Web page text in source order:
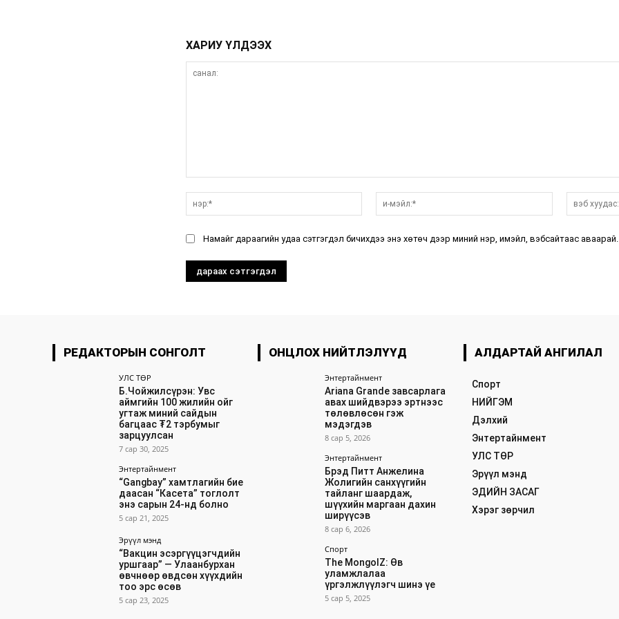
ХАРИУ ҮЛДЭЭХ
нэр:*
мэйл:*
Намайг дараагийн удаа сэтгэгдэл бичихдээ энэ хөтөч дээр миний нэр, имэйл, вэбсайтаас аваарай.
РЕДАКТОРЫН СОНГОЛТ
УЛС ТӨР
Б.Чойжилсүрэн: Увс
аймгийн 100 жилийн ойг
угтаж миний сайдын
багцаас ₮2 тэрбумыг
зарцуулсан
7 сар 30, 2025
Энтертайнмент
“Gangbay” хамтлагийн бие
даасан “Касета” тоглолт
энэ сарын 24-нд болно
5 сар 21, 2025
Эрүүл мэнд
“Вакцин эсэргүүцэгчдийн
уршгаар” — Улаанбурхан
өвчнөөр өвдсөн хүүхдийн
тоо эрс өсөв
5 сар 23, 2025
ОНЦЛОХ НИЙТЛЭЛҮҮД
Энтертайнмент
Ariana Grande завсарлага
авах шийдвэрээ эртнээс
төлөвлөсөн гэж
мэдэгдэв
8 сар 5, 2026
Энтертайнмент
Брэд Питт Анжелина
Жолигийн санхүүгийн
тайланг шаардаж,
шүүхийн маргаан дахин
ширүүсэв
8 сар 6, 2026
Спорт
The MongolZ: Өв
уламжлалаа
үргэлжлүүлэгч шинэ үе
5 сар 5, 2025
АЛДАРТАЙ АНГИЛАЛ
Спорт
НИЙГЭМ
Дэлхий
Энтертайнмент
УЛС ТӨР
Эрүүл мэнд
ЭДИЙН ЗАСАГ
Хэрэг зөрчил